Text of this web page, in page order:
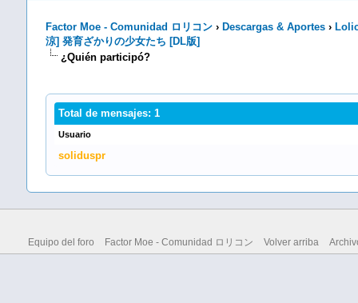
Factor Moe - Comunidad ロリコン › Descargas & Aportes ›
涼] 発育ざかりの少女たち [DL版]
¿Quién participó?
Total de mensajes: 1
Usuario
soliduspr
Equipo del foro Factor Moe - Comunidad ロリコン Volver arriba